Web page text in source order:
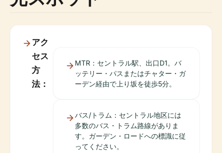
アク
セス
方
法：
MTR：セントラル駅、出口D1。バ
ッテリー・パスまたはチャター・ガ
ーデン経由で上り坂を徒歩5分。
バス/トラム：セントラル地区には
多数のバス・トラム路線がありま
す。ガーデン・ロードへの標識に従
ってください。